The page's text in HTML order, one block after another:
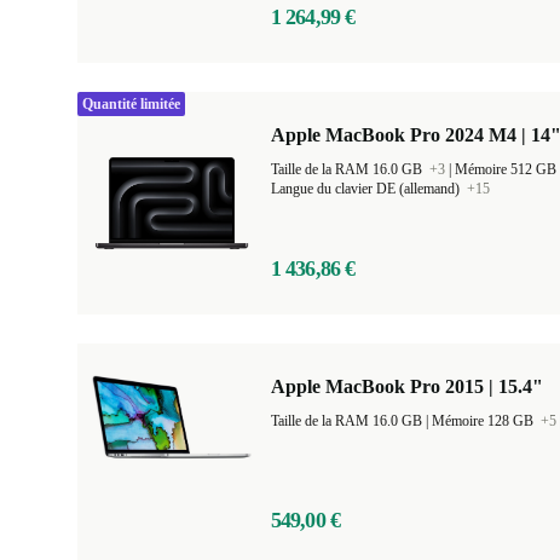
1 264,99 €
Apple MacBook Pro 2024 M4 | 14"
Taille de la RAM 16.0 GB +3 Mémoire 512 GB
Langue du clavier DE (allemand) +15
1 436,86 €
Quantité limitée
Apple MacBook Pro 2015 | 15.4"
Mémoire 128 GB +5
549,00 €